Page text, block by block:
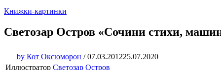
Книжки-картинки
Светозар Остров «Сочини стихи,
by Кот Оксюморон / 07.03.201225.07.2020
Иллюстратор Светозар Остров